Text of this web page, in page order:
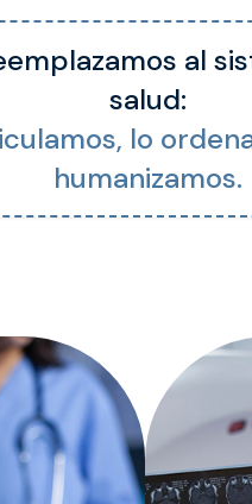
al
salud:
lo
humanizamos.